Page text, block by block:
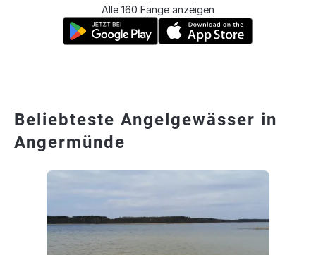
Alle 160 Fänge anzeigen
Beliebteste Angelgewässer in
Angermünde